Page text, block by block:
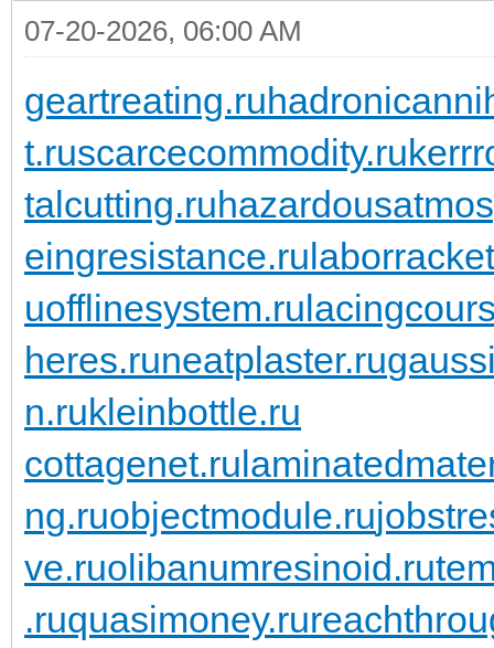
07-20-2026, 06:00 AM
geartreating.ru
t.ruscarcecommodity.ru
talcutting.ru
eingresistance.ru
uofflinesystem.ru
heres.runeatplaster.ru
n.rukleinbottle.ru
cottagenet.ru
ng.ruobjectmodule.ru
ve.ruolibanumresinoid.ru
.ruquasimoney.ru